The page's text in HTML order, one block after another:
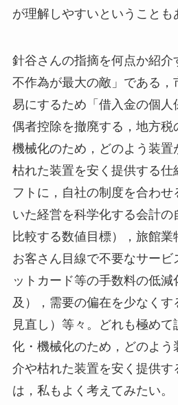
が理解しやすいということも
針谷さんの指摘を何点か紹介
不作為が最大の敵」である，
易にするため「借入金の個人
偶者控除を撤廃する，地方税
機械化のため，どのよう装置
枯れた装置を安く提供する仕
フトに，自社の制度を合わ
いた経営を科学化する会計の
比較する数値目標），旅館業
お客さん目線で不要なサービ
ットカード等の手数料の低
及），需要の偏在を少なく
見直し）等々。どれも極め
化・機械化のため，どのよう
介や枯れた装置を安く提供す
は，私もよく考えてみたい。